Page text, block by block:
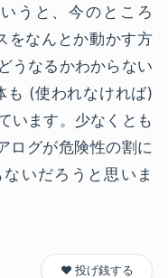
うと、今のところ
をなんとか動かす方
うなるかわからない
も (使われなければ)
います。少なくとも
ログが危険性の割に
いだろうと思いま
❤️ 投げ銭する